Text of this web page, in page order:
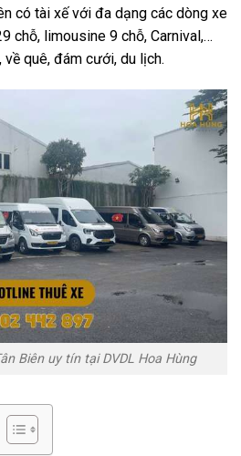
có tài xế với đa dạng các dòng xe
chỗ, limousine 9 chỗ, Carnival,…
quê, đám cưới, du lịch.
Biên uy tín tại DVDL Hoa Hùng